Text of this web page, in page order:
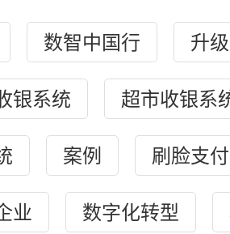
数智中国行 升
银系统 超市收银系
案例 刷脸支付
业 数字化转型